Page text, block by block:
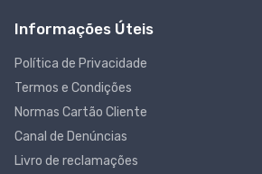
Informações Úteis
Política de Privacidade
Termos e Condições
Normas Cartão Cliente
Canal de Denúncias
Livro de reclamações